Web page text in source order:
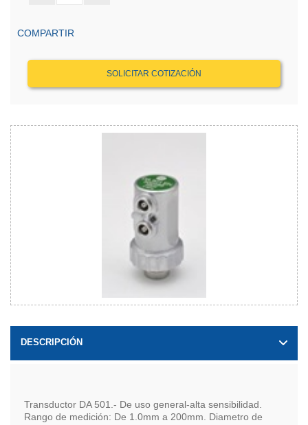
COMPARTIR
SOLICITAR COTIZACIÓN
DESCRIPCIÓN
Transductor DA 501.- De uso general-alta sensibilidad.
Rango de medición: De 1.0mm a 200mm. Diametro de